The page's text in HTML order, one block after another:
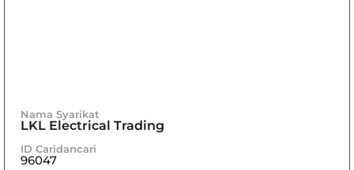
Nama Syarikat
LKL Electrical Trading
ID Caridancari
96047